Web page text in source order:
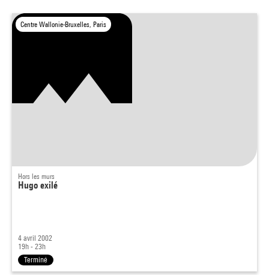
Centre Wallonie-Bruxelles, Paris
Hors les murs
Hugo exilé
4 avril 2002
19h - 23h
Terminé